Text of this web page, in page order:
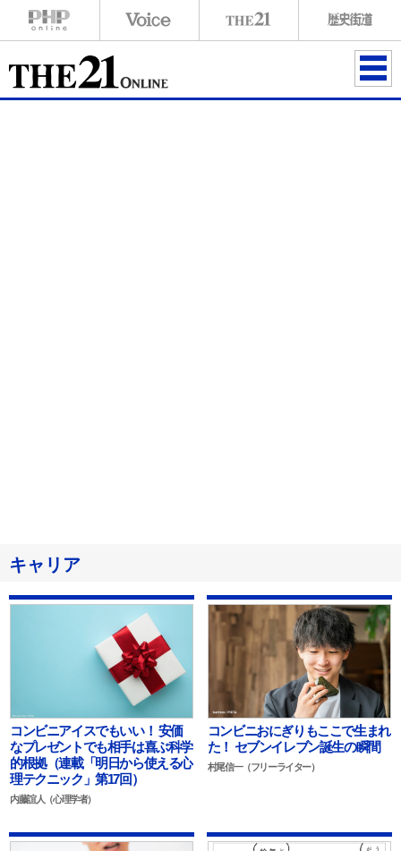
キャリア
コンビニアイスでもいい！ 安価
なプレゼントでも相手は喜ぶ科学
的根拠（連載「明日から使える心
理テクニック」第17回）
内藤誼人（心理学者）
コンビニおにぎりもここで生まれ
た！ セブンイレブン誕生の瞬間
村尾信一（フリーライター）